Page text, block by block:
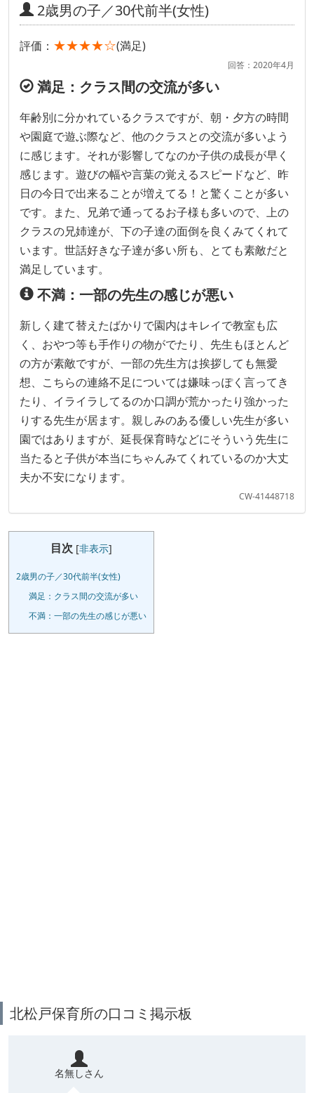
2歳男の子／30代前半(女性)
評価： ★★★★☆(満足)
回答：2020年4月
満足：クラス間の交流が多い
年齢別に分かれているクラスですが、朝・夕方の時間
や園庭で遊ぶ際など、他のクラスとの交流が多いよう
に感じます。それが影響してなのか子供の成長が早く
感じます。遊びの幅や言葉の覚えるスピードなど、昨
日の今日で出来ることが増えてる！と驚くことが多い
です。また、兄弟で通ってるお子様も多いので、上の
クラスの兄姉達が、下の子達の面倒を良くみてくれて
います。世話好きな子達が多い所も、とても素敵だと
満足しています。
不満：一部の先生の感じが悪い
新しく建て替えたばかりで園内はキレイで教室も広
く、おやつ等も手作りの物がでたり、先生もほとんど
の方が素敵ですが、一部の先生方は挨拶しても無愛
想、こちらの連絡不足については嫌味っぽく言ってき
たり、イライラしてるのか口調が荒かったり強かった
りする先生が居ます。親しみのある優しい先生が多い
園ではありますが、延長保育時などにそういう先生に
当たると子供が本当にちゃんみてくれているのか大丈
夫か不安になります。
CW-41448718
目次 [非表示]
2歳男の子／30代前半(女性)
満足：クラス間の交流が多い
不満：一部の先生の感じが悪い
北松戸保育所の口コミ掲示板
名無しさん